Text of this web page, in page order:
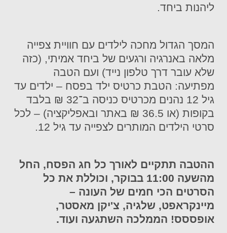
ליהנות ביחד.
המסך הגדול מחכה לילדים עם חוויית צפייה
מלאה באנרגיה ורגעים של ביחד אמיתי, (כזה
שלא עובר דרך טלפון נייד) ועם הטבה
מפתיעה: הטבת כרטיס ילד בפסח – ילדים עד
גיל 12 נהנים מכרטיס כניסה ב־32 ₪ בלבד
בקופות (או 36.5 ₪ באתר ובאפליקציה) – לכל
סרטי הילדים המותרים לצפייה עד גיל 12.
ההטבה תתקיים לאורך כל חג הפסח, החל
מהשעה 11:00 בבוקר, וכוללת את כל
הסרטים הכי חמים של העונה –
מיינקראפט, שלגיה, צ'יקן מאסטר,
אופססס! הממלכה השתגעה ועוד.